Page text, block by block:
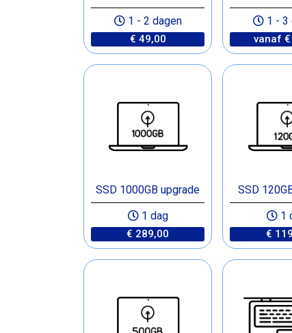
1 - 2 dagen
€ 49,00
1 - 3
vanaf
SSD 1000GB upgrade
1 dag
€ 289,00
SSD
1
€